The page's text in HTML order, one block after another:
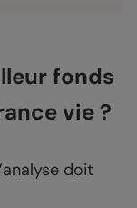
fonds
vie ?
doit